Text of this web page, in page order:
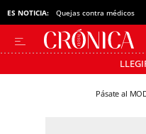
ES NOTICIA: Quejas contra médicos
Pásate al